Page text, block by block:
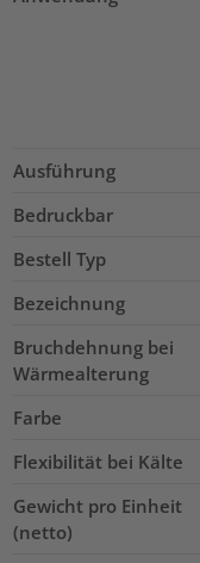
Ausführung
Bedruckbar
Bestell Typ
Bezeichnung
Bruchdehnung bei
Wärmealterung
Farbe
Flexibilität bei Kälte
Gewicht pro Einheit
(netto)